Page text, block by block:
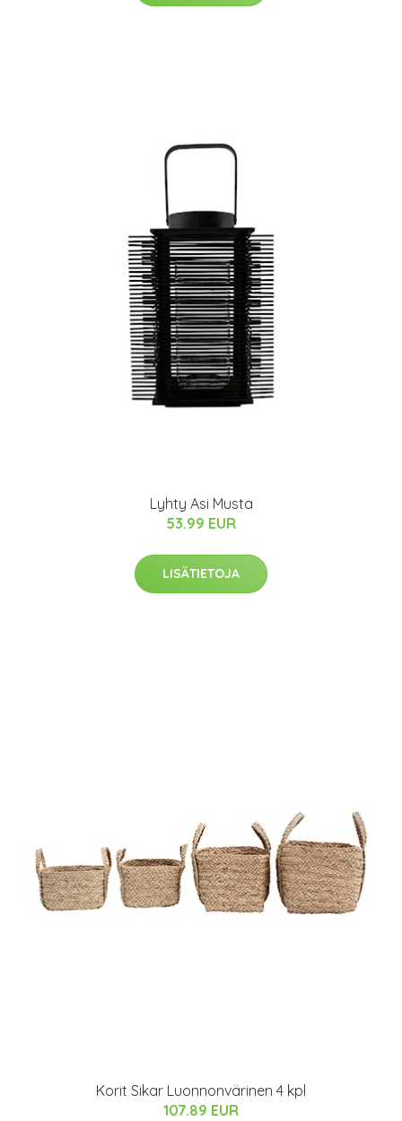
Lyhty Asi Musta
53.99 EUR
LISÄTIETOJA
Korit Sikar Luonnonvärinen 4 kpl
107.89 EUR